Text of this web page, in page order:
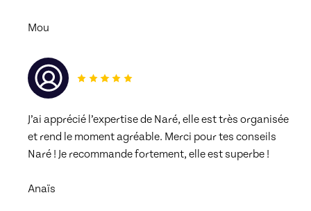
Mou
J’ai apprécié l’expertise de Naré, elle est très organisée
et rend le moment agréable. Merci pour tes conseils
Naré ! Je recommande fortement, elle est superbe !
Anaïs